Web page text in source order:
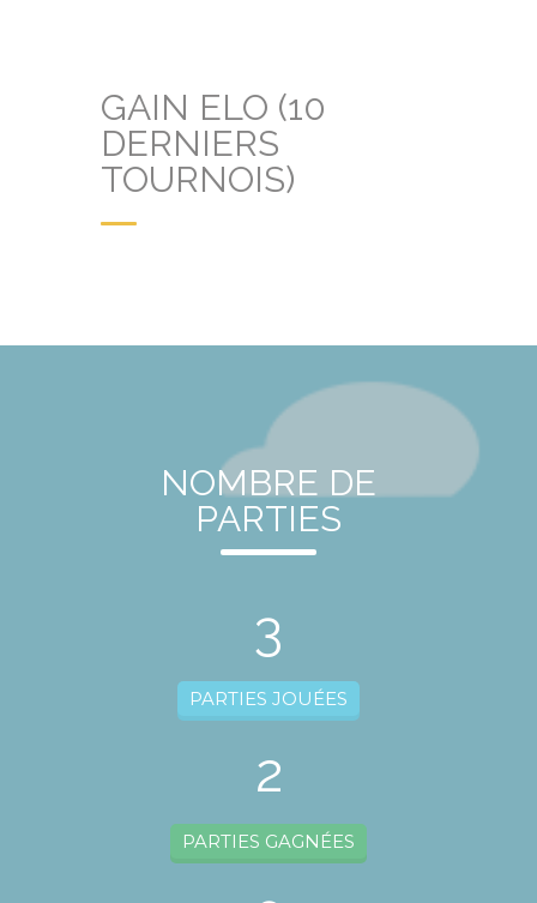
GAIN ELO (10
DERNIERS
TOURNOIS)
NOMBRE DE
PARTIES
3
PARTIES JOUÉES
2
PARTIES GAGNÉES